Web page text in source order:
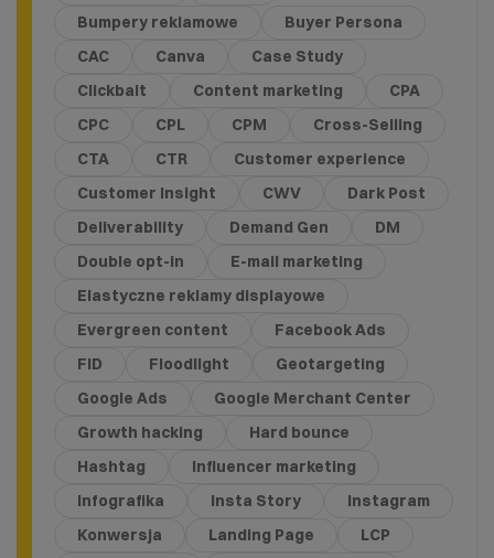
Bumpery reklamowe
Buyer Persona
CAC
Canva
Case Study
Clickbait
Content marketing
CPA
CPC
CPL CPM
Cross-Selling
CTA
CTR
Customer experience
Customer Insight
CWV
Dark Post
Deliverability
Demand Gen
DM
Double opt-in
E-mail marketing
Elastyczne reklamy displayowe
Evergreen content
Facebook Ads
FID
Floodlight
Geotargeting
Google Ads
Google Merchant Center
Growth hacking
Hard bounce
Hashtag
Influencer marketing
Infografika
Insta Story
Instagram
Konwersja
Landing Page
LCP